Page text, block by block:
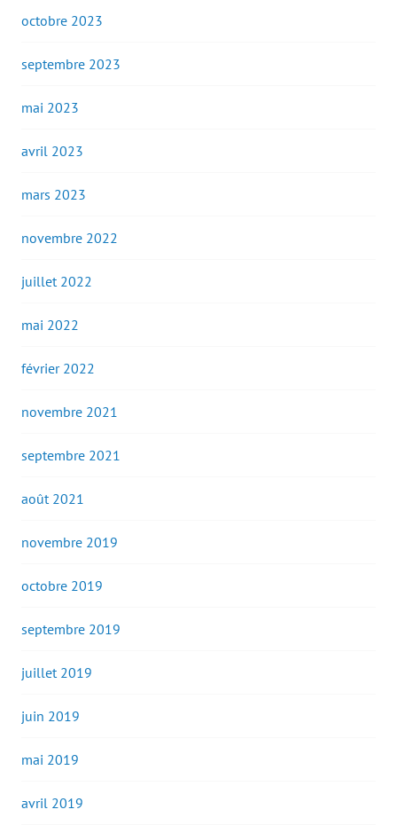
octobre 2023
septembre 2023
mai 2023
avril 2023
mars 2023
novembre 2022
juillet 2022
mai 2022
février 2022
novembre 2021
septembre 2021
août 2021
novembre 2019
octobre 2019
septembre 2019
juillet 2019
juin 2019
mai 2019
avril 2019